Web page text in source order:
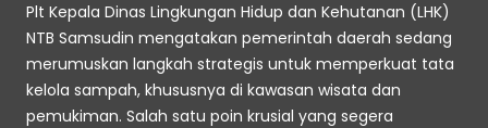
Plt Kepala Dinas Lingkungan Hidup dan Kehutanan (LHK)
NTB Samsudin mengatakan pemerintah daerah sedang
merumuskan langkah strategis untuk memperkuat tata
kelola sampah, khususnya di kawasan wisata dan
pemukiman. Salah satu poin krusial yang segera